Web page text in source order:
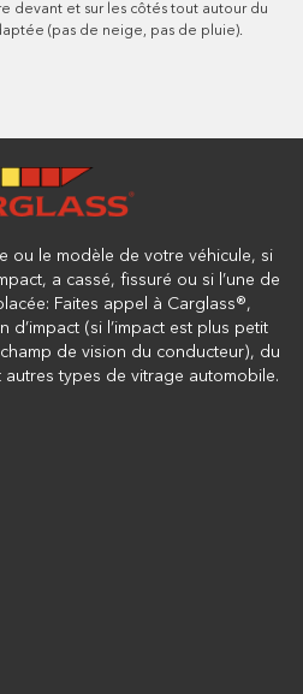
devant et sur les côtés tout autour du
(pas de neige, pas de pluie).
ou le modèle de votre véhicule, si
a cassé, fissuré ou si l’une de
Faites appel à Carglass®,
d’impact (si l’impact est plus petit
de vision du conducteur), du
autres types de vitrage automobile.